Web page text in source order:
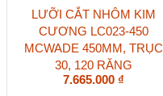
LƯỠI CẮT NHÔM KIM
CƯƠNG LC023-450
MCWADE 450MM, TRỤC
30, 120 RĂNG
7.665.000 ₫